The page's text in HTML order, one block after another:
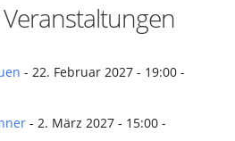
- 22. Februar 2027 - 19:00 -
- 2. März 2027 - 15:00 -